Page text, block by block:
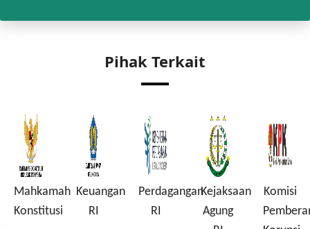
Pihak Terkait
Mahkamah
Konstitusi
Keuangan
RI
Perdagangan
RI
Kejaksaan
Agung
Komisi